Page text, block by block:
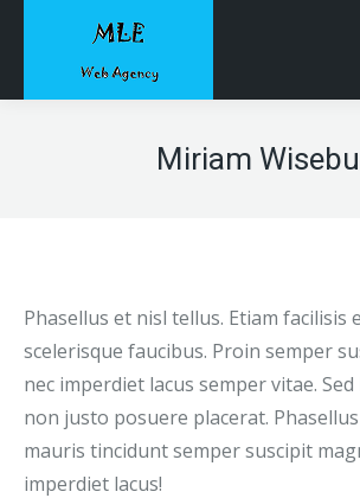
Miriam
Phasellus et nisl tellus. Etiam facilisis
scelerisque faucibus. Proin semper
nec imperdiet lacus semper vitae.
non justo posuere placerat.
mauris tincidunt semper suscipit
imperdiet lacus!